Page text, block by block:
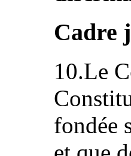
Cadre
10.Le
fondée